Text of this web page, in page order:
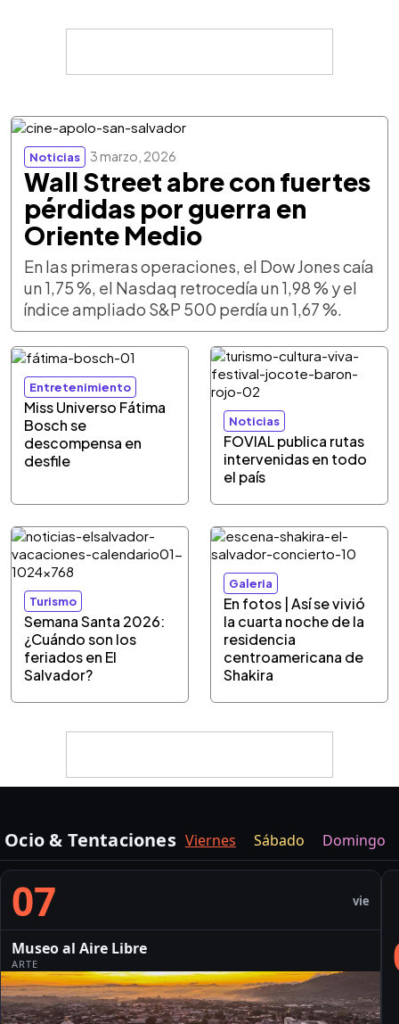
Noticias 3 marzo, 2026
Wall Street abre con fuertes
pérdidas por guerra en
Oriente Medio
En las primeras operaciones, el Dow Jones caía
un 1,75 %, el Nasdaq retrocedía un 1,98 % y el
índice ampliado S&P 500 perdía un 1,67 %.
Entretenimiento
Miss Universo Fátima
Bosch se
descompensa en
desfile
Noticias
FOVIAL publica rutas
intervenidas en todo
el país
Turismo
Semana Santa 2026:
¿Cuándo son los
feriados en El
Salvador?
Galeria
En fotos | Así se vivió
la cuarta noche de la
residencia
centroamericana de
Shakira